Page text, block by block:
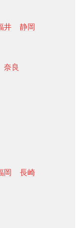
井 静岡
奈良
岡
長崎